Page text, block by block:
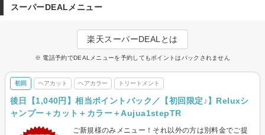
スーパーDEALメニュー
楽天スーパーDEALとは
※ 電話予約でDEALメニューを予約してもポイントはバックされません
初回 ヘアカット ヘアカラー トリートメント
後日【1,040円】相当ポイントバック／【初回限定♪】Reluxシ
ャンプー＋カット＋カラー＋Aujua1stepTR
ご新規様のみメニュー！それ以外の方は別料金でご提